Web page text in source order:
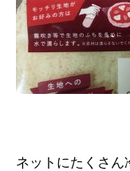
ネットにたくさ